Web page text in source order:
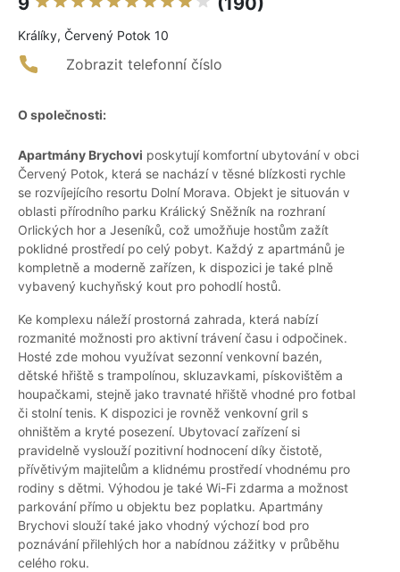
Králíky, Červený Potok 10
Zobrazit telefonní číslo
O společnosti:
Apartmány Brychovi poskytují komfortní ubytování v obci
Červený Potok, která se nachází v těsné blízkosti rychle
se rozvíjejícího resortu Dolní Morava. Objekt je situován v
oblasti přírodního parku Králický Sněžník na rozhraní
Orlických hor a Jeseníků, což umožňuje hostům zažít
poklidné prostředí po celý pobyt. Každý z apartmánů je
kompletně a moderně zařízen, k dispozici je také plně
vybavený kuchyňský kout pro pohodlí hostů.
Ke komplexu náleží prostorná zahrada, která nabízí
rozmanité možnosti pro aktivní trávení času i odpočinek.
Hosté zde mohou využívat sezonní venkovní bazén,
dětské hřiště s trampolínou, skluzavkami, pískovištěm a
houpačkami, stejně jako travnaté hřiště vhodné pro fotbal
či stolní tenis. K dispozici je rovněž venkovní gril s
ohništěm a kryté posezení. Ubytovací zařízení si
pravidelně vyslouží pozitivní hodnocení díky čistotě,
přívětivým majitelům a klidnému prostředí vhodnému pro
rodiny s dětmi. Výhodou je také Wi-Fi zdarma a možnost
parkování přímo u objektu bez poplatku. Apartmány
Brychovi slouží také jako vhodný výchozí bod pro
poznávání přilehlých hor a nabídnou zážitky v průběhu
celého roku.